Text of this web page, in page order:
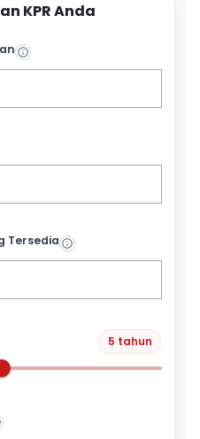
KPR Anda
Tersedia
5 tahun